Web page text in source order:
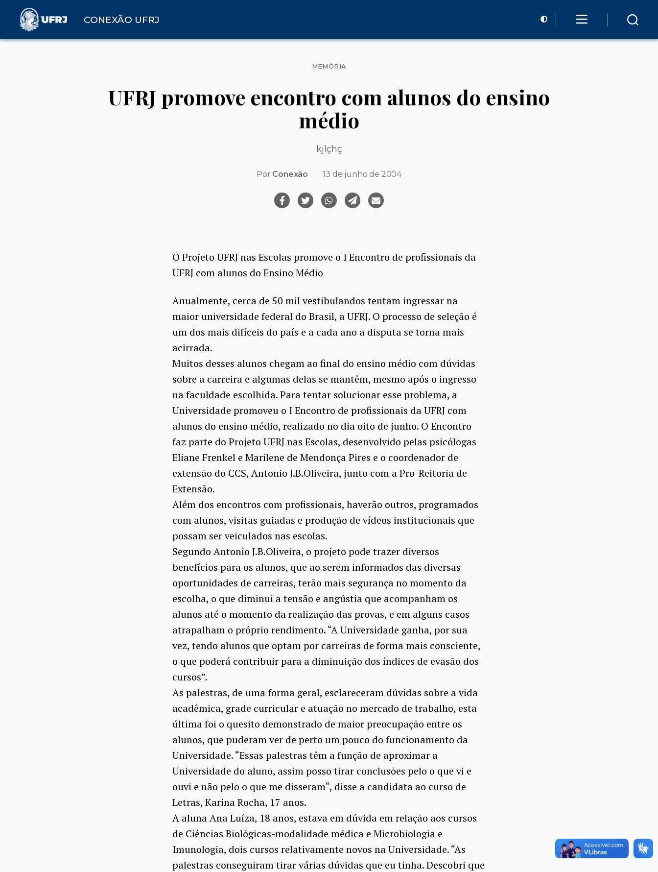
CONEXÃO UFRJ
Categorias
MEMÓRIA
UFRJ promove encontro com alunos do ensino
médio
kjlçhç
Por Conexão 13 de junho de 2004
O Projeto UFRJ nas Escolas promove o I Encontro de profissionais da
UFRJ com alunos do Ensino Médio
Anualmente, cerca de 50 mil vestibulandos tentam ingressar na
maior universidade federal do Brasil, a UFRJ. O processo de seleção é
um dos mais difíceis do país e a cada ano a disputa se torna mais
acirrada.
Muitos desses alunos chegam ao final do ensino médio com dúvidas
sobre a carreira e algumas delas se mantêm, mesmo após o ingresso
na faculdade escolhida. Para tentar solucionar esse problema, a
Universidade promoveu o I Encontro de profissionais da UFRJ com
alunos do ensino médio, realizado no dia oito de junho. O Encontro
faz parte do Projeto UFRJ nas Escolas, desenvolvido pelas psicólogas
Eliane Frenkel e Marilene de Mendonça Pires e o coordenador de
extensão do CCS, Antonio J.B.Oliveira, junto com a Pro-Reitoria de
Extensão.
Além dos encontros com profissionais, haverão outros, programados
com alunos, visitas guiadas e produção de vídeos institucionais que
possam ser veiculados nas escolas.
Segundo Antonio J.B.Oliveira, o projeto pode trazer diversos
benefícios para os alunos, que ao serem informados das diversas
oportunidades de carreiras, terão mais segurança no momento da
escolha, o que diminui a tensão e angústia que acompanham os
alunos até o momento da realização das provas, e em alguns casos
atrapalham o próprio rendimento. “A Universidade ganha, por sua
vez, tendo alunos que optam por carreiras de forma mais consciente,
o que poderá contribuir para a diminuição dos índices de evasão dos
cursos”.
As palestras, de uma forma geral, esclareceram dúvidas sobre a vida
acadêmica, grade curricular e atuação no mercado de trabalho, esta
última foi o quesito demonstrado de maior preocupação entre os
alunos, que puderam ver de perto um pouco do funcionamento da
Universidade. “Essas palestras têm a função de aproximar a
Universidade do aluno, assim posso tirar conclusões pelo o que vi e
ouvi e não pelo o que me disseram“, disse a candidata ao curso de
Letras, Karina Rocha, 17 anos.
A aluna Ana Luíza, 18 anos, estava em dúvida em relação aos cursos
de Ciências Biológicas-modalidade médica e Microbiologia e
Imunologia, dois cursos relativamente novos na Universidade. “As
palestras conseguiram tirar várias dúvidas que eu tinha. Descobri que